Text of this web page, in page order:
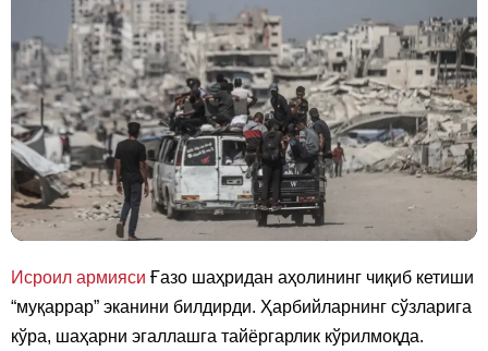
Исроил армияси Ғазо шаҳридан аҳолининг чиқиб кетиши
“муқаррар” эканини билдирди. Ҳарбийларнинг сўзларига
кўра, шаҳарни эгаллашга тайёргарлик кўрилмоқда.